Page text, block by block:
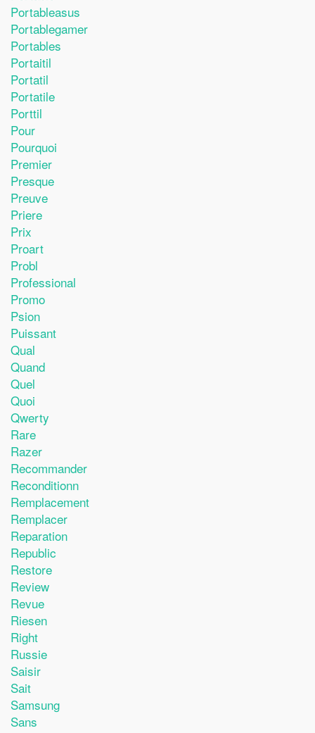
Portableasus
Portablegamer
Portables
Portaitil
Portatil
Portatile
Porttil
Pour
Pourquoi
Premier
Presque
Preuve
Priere
Prix
Proart
Probl
Professional
Promo
Psion
Puissant
Qual
Quand
Quel
Quoi
Qwerty
Rare
Razer
Recommander
Reconditionn
Remplacement
Remplacer
Reparation
Republic
Restore
Review
Revue
Riesen
Right
Russie
Saisir
Sait
Samsung
Sans